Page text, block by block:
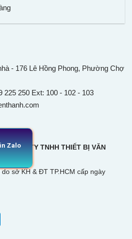
- 176 Lê Hồng Phong, Phường Chợ
250 Ext: 100 - 102 - 103
CÔNG TY TNHH THIẾT BỊ VĂN
sở KH & ĐT TP.HCM cấp ngày
Zalo